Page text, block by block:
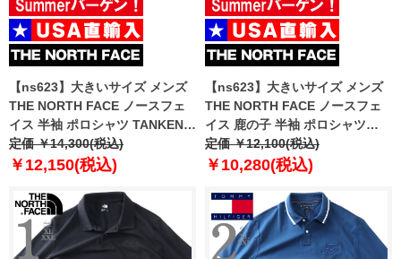
【ns623】大きいサイズ メンズ
THE NORTH FACE ノースフェ
イス 半袖 ポロシャツ TANKEN
POLO USA直輸入 nf0a2waz-g6i
定価 ￥14,300(税込)
￥12,150(税込)
【ns623】大きいサイズ メンズ
THE NORTH FACE ノースフェ
イス 鹿の子 半袖 ポロシャツ
ESS RG POLO USA直輸入
nf0a8c1p-2el
定価 ￥12,100(税込)
￥10,280(税込)